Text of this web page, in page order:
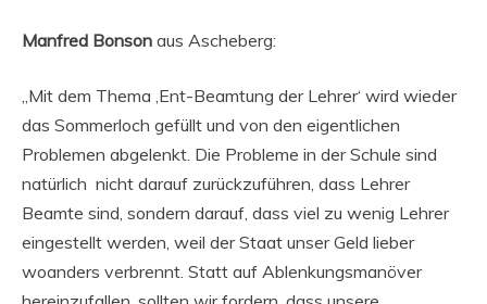
Manfred Bonson aus Ascheberg:
„Mit dem Thema ‚Ent-Beamtung der Lehrer‘ wird wieder
das Sommerloch gefüllt und von den eigentlichen
Problemen abgelenkt. Die Probleme in der Schule sind
natürlich nicht darauf zurückzuführen, dass Lehrer
Beamte sind, sondern darauf, dass viel zu wenig Lehrer
eingestellt werden, weil der Staat unser Geld lieber
woanders verbrennt. Statt auf Ablenkungsmanöver